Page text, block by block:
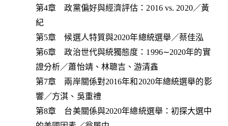
第4章 政黨偏好與經濟評估：2016 vs. 2020／黃
紀
第5章 候選人特質與2020年總統選舉／蔡佳泓
第6章 政治世代與統獨態度：1996∼2020年的實
證分析／蕭怡靖、林聰吉、游清鑫
第7章 兩岸關係對2016年和2020年總統選舉的影
響／方淇、吳重禮
第8章 台美關係與2020年總統選舉：初探大選中